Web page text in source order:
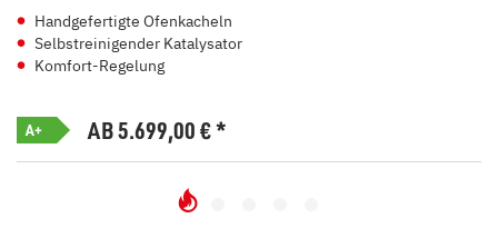
Handgefertigte Ofenkacheln
Selbstreinigender Katalysator
Komfort-Regelung
A+ AB 5.699,00€*